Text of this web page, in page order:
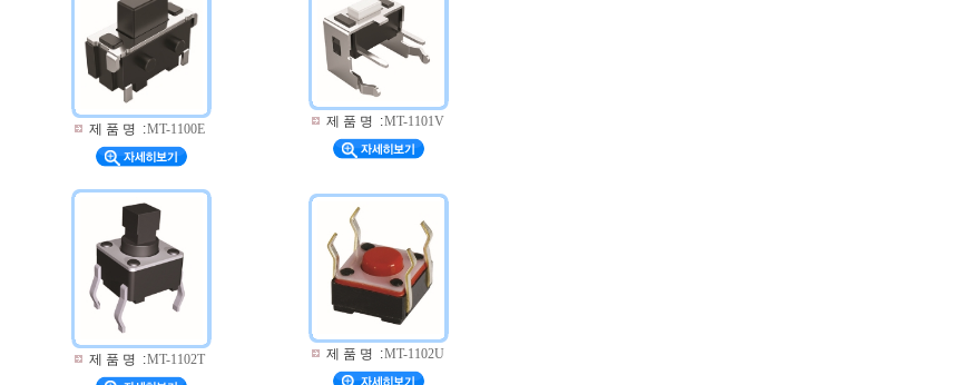
제 품 명 :MT-1100E 제 품 명 :MT-1101V
제 품 명 :MT-1102T 제 품 명 :MT-1102U